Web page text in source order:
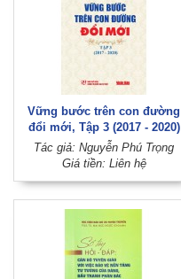
Vững bước trên con đường
đổi mới, Tập 3 (2017 - 2020)
(Xuất bản lần thứ hai)
Tác giả: Nguyễn Phú Trọng
Giá tiền: Liên hệ